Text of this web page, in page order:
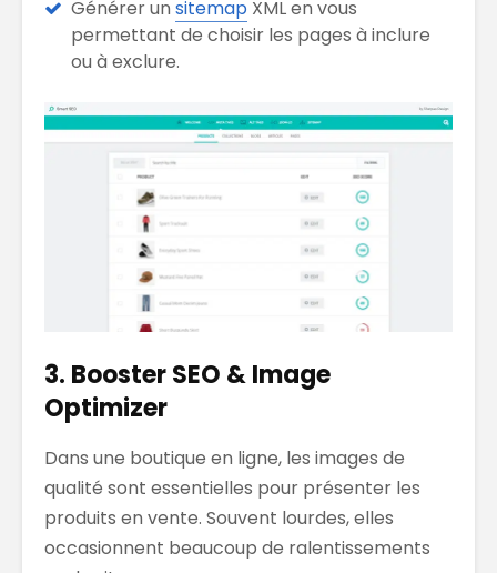
Générer un sitemap XML en vous
permettant de choisir les pages à inclure
ou à exclure.
3. Booster SEO & Image
Optimizer
Dans une boutique en ligne, les images de
qualité sont essentielles pour présenter les
produits en vente. Souvent lourdes, elles
occasionnent beaucoup de ralentissements